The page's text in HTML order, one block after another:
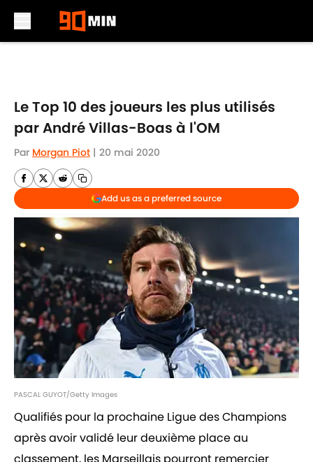
Le Top 10 des joueurs les plus utilisés
par André Villas-Boas à l'OM
Par Morgan Piot | 20 mai 2020
Add us as a preferred source
PASCAL GUYOT/Getty Images
Qualifiés pour la prochaine Ligue des Champions
après avoir validé leur deuxième place au